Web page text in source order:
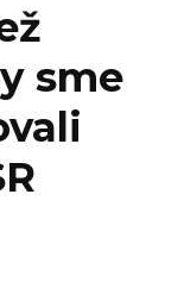
sme